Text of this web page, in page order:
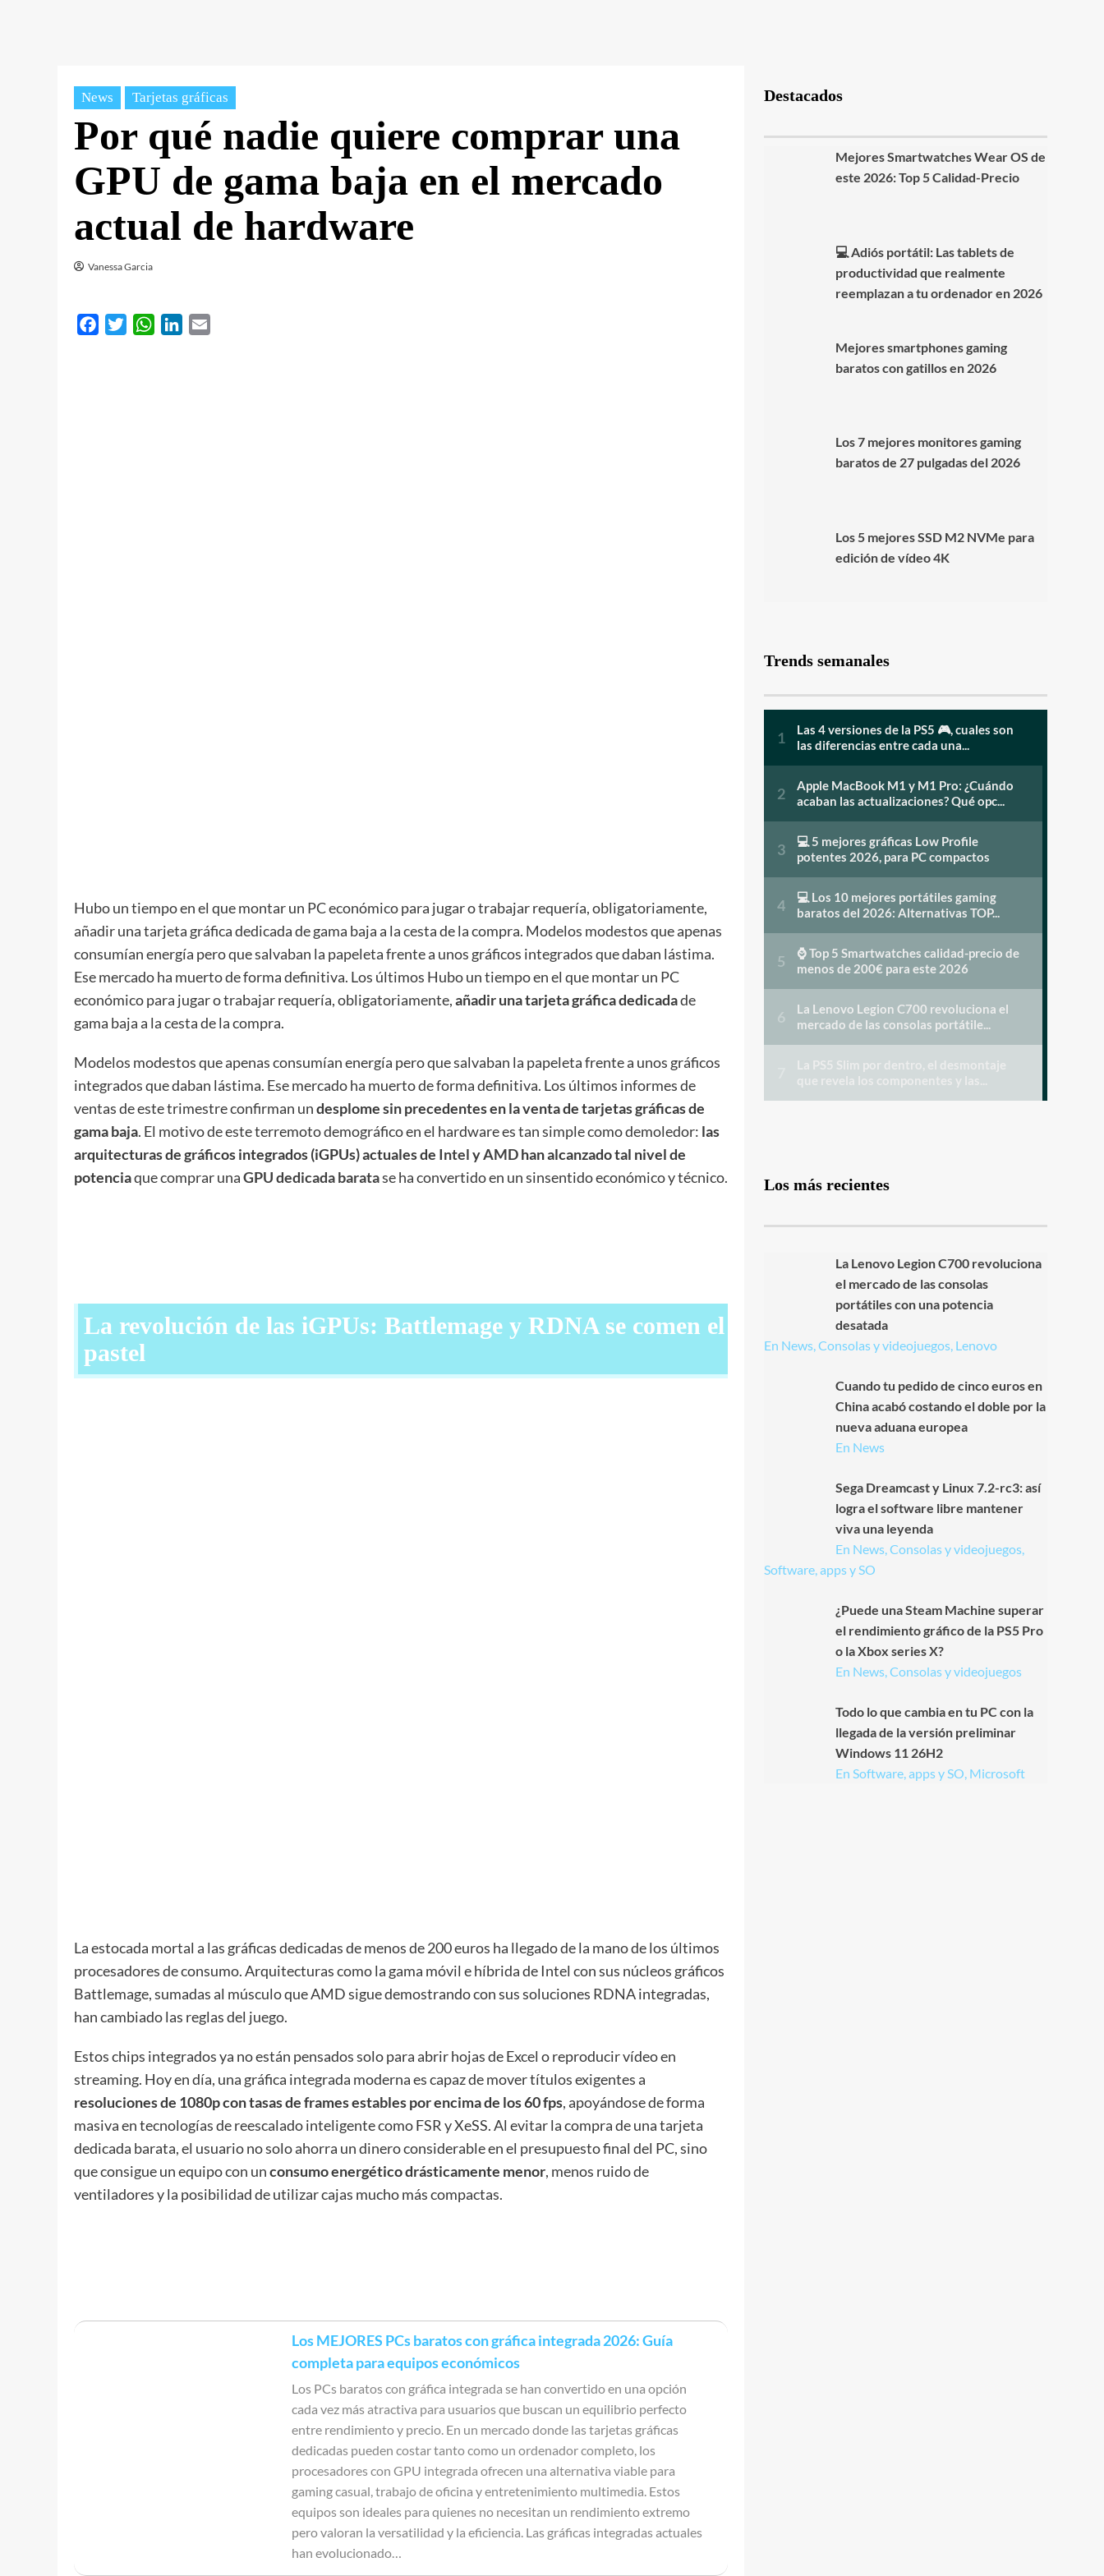
News Tarjetas gráficas
Por qué nadie quiere comprar una
GPU de gama baja en el mercado
actual de hardware
Vanessa Garcia
FacebookTwitterWhatsAppLinkedIn
Hubo un tiempo en el que montar un PC económico para jugar o trabajar requería, obligatoriamente,
añadir una tarjeta gráfica dedicada de gama baja a la cesta de la compra. Modelos modestos que apenas
consumían energía pero que salvaban la papeleta frente a unos gráficos integrados que daban lástima.
Ese mercado ha muerto de forma definitiva. Los últimos Hubo un tiempo en el que montar un PC
económico para jugar o trabajar requería, obligatoriamente,añadir una tarjeta gráfica dedicadade
gama baja a la cesta de la compra.
Modelos modestos que apenas consumían energía pero que salvaban la papeleta frente a unos gráficos
integrados que daban lástima. Ese mercado ha muerto de forma definitiva. Los últimos informes de
ventas de este trimestre confirman undesplome sin precedentes en la venta de tarjetas gráficas de
gama baja. El motivo de este terremoto demográfico en el hardware es tan simple como demoledor: las
arquitecturas de gráficos integrados (iGPUs) actuales de IntelyAMDhan alcanzado tal nivel de
potenciaque comprar unaGPU dedicada baratase ha convertido en un sinsentido económico y técnico.
La revolución de las iGPUs: Battlemage y RDNA se comen el
pastel
La estocada mortal a las gráficas dedicadas de menos de 200 euros ha llegado de la mano de los últimos
procesadores de consumo. Arquitecturas como la gama móvil e híbrida de Intel con sus núcleos gráficos
Battlemage, sumadas al músculo que AMD sigue demostrando con sus soluciones RDNA integradas,
han cambiado las reglas del juego.
Estos chips integrados ya no están pensados solo para abrir hojas de Excel o reproducir vídeo en
streaming. Hoy en día, una gráfica integrada moderna es capaz de mover títulos exigentes a
resoluciones de 1080p con tasas de frames estables por encima de los 60 fps, apoyándose de forma
masiva en tecnologías de reescalado inteligente como FSR y XeSS. Al evitar la compra de una tarjeta
dedicada barata, el usuario no solo ahorra un dinero considerable en el presupuesto final del PC, sino
que consigue un equipo con unconsumo energético drásticamente menor, menos ruido de
ventiladores y la posibilidad de utilizar cajas mucho más compactas.
Los MEJORES PCs baratos con gráfica integrada 2026: Guía
completa para equipos económicos
Los PCs baratos con gráfica integrada se han convertido en una opción
cada vez más atractiva para usuarios que buscan un equilibrio perfecto
entre rendimiento y precio. En un mercado donde las tarjetas gráficas
dedicadas pueden costar tanto como un ordenador completo, los
procesadores con GPU integrada ofrecen una alternativa viable para
gaming casual, trabajo de oficina y entretenimiento multimedia. Estos
equipos son ideales para quienes no necesitan un rendimiento extremo
pero valoran la versatilidad y la eficiencia. Las gráficas integradas actuales
han evolucionado…
Destacados
Mejores Smartwatches Wear OS de
este 2026: Top 5 Calidad-Precio
💻 Adiós portátil: Las tablets de
productividad que realmente
reemplazan a tu ordenador en 2026
Mejores smartphones gaming
baratos con gatillos en 2026
Los 7 mejores monitores gaming
baratos de 27 pulgadas del 2026
Los 5 mejores SSD M2 NVMe para
edición de vídeo 4K
Trends semanales
Los más recientes
La Lenovo Legion C700 revoluciona
el mercado de las consolas
portátiles con una potencia
desatada
En News, Consolas y videojuegos, Lenovo
Cuando tu pedido de cinco euros en
China acabó costando el doble por la
nueva aduana europea
En News
Sega Dreamcast y Linux 7.2-rc3: así
logra el software libre mantener
viva una leyenda
En News, Consolas y videojuegos,
Software, apps y SO
¿Puede una Steam Machine superar
el rendimiento gráfico de la PS5 Pro
o la Xbox series X?
En News, Consolas y videojuegos
Todo lo que cambia en tu PC con la
llegada de la versión preliminar
Windows 11 26H2
En Software, apps y SO, Microsoft